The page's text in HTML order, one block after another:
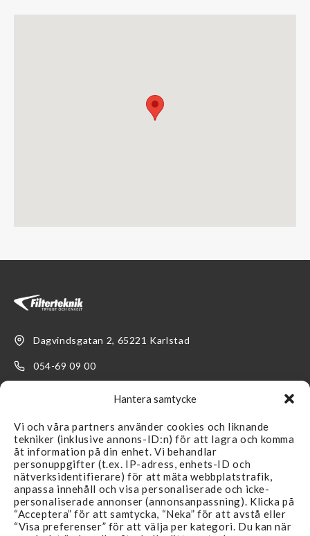
Hantera samtycke
Vi och våra partners använder cookies och liknande
tekniker (inklusive annons-ID:n) för att lagra och komma
åt information på din enhet. Vi behandlar
personuppgifter (t.ex. IP-adress, enhets-ID och
nätverksidentifierare) för att mäta webbplatstrafik,
anpassa innehåll och visa personaliserade och icke-
personaliserade annonser (annonsanpassning). Klicka på
“Acceptera” för att samtycka, “Neka” för att avstå eller
“Visa preferenser” för att välja per kategori. Du kan när
Dagvindsgatan 2, 65221 Karlstad
054-69 09 00
LÄNKAR
Återförsäljare
Produkter
SUPPORT
Kontakta oss
FAQ